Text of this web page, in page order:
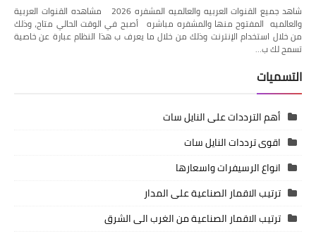
شاهد جميع القنوات العربيه والعالميه المشفره 2026 مشاهده القنوات العربية
والعالميه المفتوح منها والمشفره مباشره أصبح في الوقت الحالي متاح، وذلك
من خلال استخدام الإنترنت وذلك من خلال ما يعرف ب هذا النظام عبارة عن خاصية
تسمح لك ب…
التسميات
أهم الترددات على النايل سات
اقوى ترددات النايل سات
انواع الرسيفرات واسعارها
ترتيب الاقمار الصناعية على المدار
ترتيب الاقمار الصناعية من الغرب الى الشرق